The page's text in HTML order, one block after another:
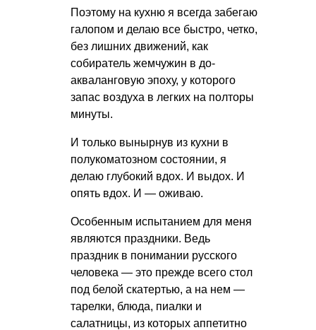
Поэтому на кухню я всегда забегаю
галопом и делаю все быстро, четко,
без лишних движений, как
собиратель жемчужин в до-
акваланговую эпоху, у которого
запас воздуха в легких на полторы
минуты.
И только вынырнув из кухни в
полукоматозном состоянии, я
делаю глубокий вдох. И выдох. И
опять вдох. И — оживаю.
Особенным испытанием для меня
являются праздники. Ведь
праздник в понимании русского
человека — это прежде всего стол
под белой скатертью, а на нем —
тарелки, блюда, пиалки и
салатницы, из которых аппетитно